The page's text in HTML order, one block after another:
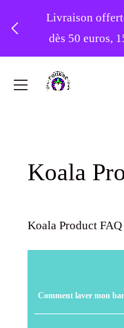
Livraison
dès 50 euros,
Koala
Koala Product
Comment laver mon